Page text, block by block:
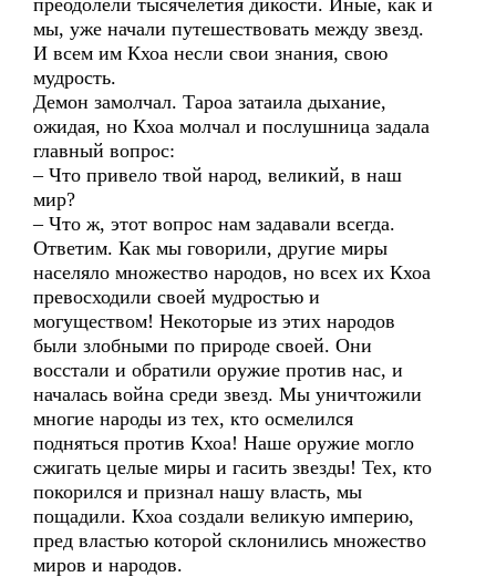
преодолели тысячелетия дикости. Иные, как и
мы, уже начали путешествовать между звезд.
И всем им Кхоа несли свои знания, свою
мудрость.
Демон замолчал. Тароа затаила дыхание,
ожидая, но Кхоа молчал и послушница задала
главный вопрос:
– Что привело твой народ, великий, в наш
мир?
– Что ж, этот вопрос нам задавали всегда.
Ответим. Как мы говорили, другие миры
населяло множество народов, но всех их Кхоа
превосходили своей мудростью и
могуществом! Некоторые из этих народов
были злобными по природе своей. Они
восстали и обратили оружие против нас, и
началась война среди звезд. Мы уничтожили
многие народы из тех, кто осмелился
подняться против Кхоа! Наше оружие могло
сжигать целые миры и гасить звезды! Тех, кто
покорился и признал нашу власть, мы
пощадили. Кхоа создали великую империю,
пред властью которой склонились множество
миров и народов.